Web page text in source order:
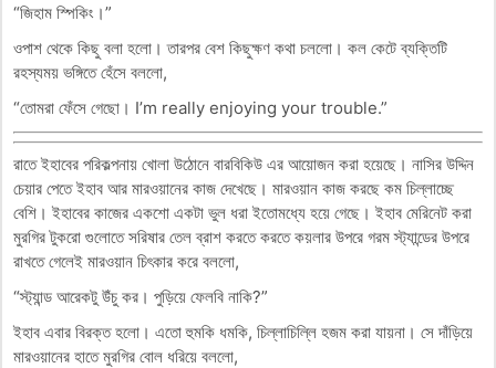
“জিহাম স্পিকিং।”
ওপাশ থেকে কিছু বলা হলো। তারপর বেশ কিছুক্ষণ কথা চললো। কল কেটে ব্যক্তিটি
রহস্যময় ভঙ্গিতে হেঁসে বললো,
“তোমরা ফেঁসে গেছো। I’m really enjoying your trouble.”
রাতে ইহাবের পরিকল্পনায় খোলা উঠোনে বারবিকিউ এর আয়োজন করা হয়েছে। নাসির উদ্দিন
চেয়ার পেতে ইহাব আর মারওয়ানের কাজ দেখেছে। মারওয়ান কাজ করছে কম চিল্লাচ্ছে
বেশি। ইহাবের কাজের একশো একটা ভুল ধরা ইতোমধ্যে হয়ে গেছে। ইহাব মেরিনেট করা
মুরগির টুকরো গুলোতে সরিষার তেল ব্রাশ করতে করতে কয়লার উপরে গরম স্ট্যান্ডের উপরে
রাখতে গেলেই মারওয়ান চিৎকার করে বললো,
“স্ট্যান্ড আরেকটু উঁচু কর। পুড়িয়ে ফেলবি নাকি?”
ইহাব এবার বিরক্ত হলো। এতো হুমকি ধমকি, চিল্লাচিল্লি হজম করা যায়না। সে দাঁড়িয়ে
মারওয়ানের হাতে মুরগির বোল ধরিয়ে বললো,